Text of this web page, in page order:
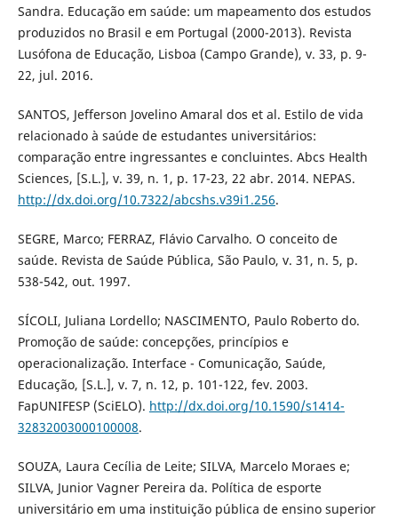
Sandra. Educação em saúde: um mapeamento dos estudos
produzidos no Brasil e em Portugal (2000-2013). Revista
Lusófona de Educação, Lisboa (Campo Grande), v. 33, p. 9-
22, jul. 2016.
SANTOS, Jefferson Jovelino Amaral dos et al. Estilo de vida
relacionado à saúde de estudantes universitários:
comparação entre ingressantes e concluintes. Abcs Health
Sciences, [S.L.], v. 39, n. 1, p. 17-23, 22 abr. 2014. NEPAS.
http://dx.doi.org/10.7322/abcshs.v39i1.256.
SEGRE, Marco; FERRAZ, Flávio Carvalho. O conceito de
saúde. Revista de Saúde Pública, São Paulo, v. 31, n. 5, p.
538-542, out. 1997.
SÍCOLI, Juliana Lordello; NASCIMENTO, Paulo Roberto do.
Promoção de saúde: concepções, princípios e
operacionalização. Interface - Comunicação, Saúde,
Educação, [S.L.], v. 7, n. 12, p. 101-122, fev. 2003.
FapUNIFESP (SciELO). http://dx.doi.org/10.1590/s1414-
32832003000100008.
SOUZA, Laura Cecília de Leite; SILVA, Marcelo Moraes e;
SILVA, Junior Vagner Pereira da. Política de esporte
universitário em uma instituição pública de ensino superior